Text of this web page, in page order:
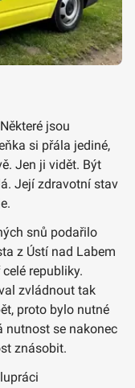
jsou
si přála jediné,
Jen ji vidět. Být
Její zdravotní stav
snů podařilo
z Ústí nad Labem
republiky.
zvládnout tak
proto bylo nutné
nutnost se nakonec
znásobit.